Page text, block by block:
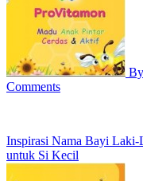
Comments
Post
navigation
Inspirasi Nama Bayi Laki-
untuk Si Kecil